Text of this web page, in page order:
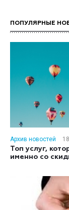
ПОПУЛЯРНЫЕ
Архив новостей
Топ услуг,
именно со